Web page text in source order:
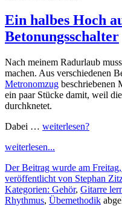
Ein halbes Hoch
Betonungsschalter
Nach meinem Radurlaub
machen. Aus verschiedenen
Metronomzug beschriebenen
ein paar Stücke damit, weil
durchknetet.
Dabei … weiterlesen?
weiterlesen...
Der Beitrag wurde am
veröffentlicht von Stephan
Kategorien: Gehör, Gitarre
Rhythmus, Übemethodik